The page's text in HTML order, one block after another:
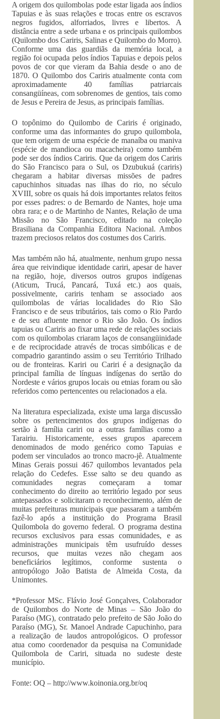
A origem dos quilombolas pode estar ligada aos índios
Tapuias e às suas relações e trocas entre os escravos
negros fugidos, alforriados, livres e libertos. A
distância entre a sede urbana e os principais quilombos
(Quilombo dos Cariris, Salinas e Quilombo do Morro).
Conforme uma das guardiãs da memória local, a
região foi ocupada pelos índios Tapuias e depois pelos
povos de cor que vieram da Bahia desde o ano de
1870. O Quilombo dos Cariris atualmente conta com
aproximadamente 40 famílias patriarcais
consangüíneas, com sobrenomes de gentios, tais como
de Jesus e Pereira de Jesus, as principais famílias.
O topônimo do Quilombo de Cariris é originado,
conforme uma das informantes do grupo quilombola,
que tem origem de uma espécie de manaíba ou maniva
(espécie de mandioca ou macacheira) como também
pode ser dos índios Cariris. Que da origem dos Cariris
do São Francisco para o Sul, os Dzubukuá (cariris)
chegaram a habitar diversas missões de padres
capuchinhos situadas nas ilhas do rio, no século
XVIII, sobre os quais há dois importantes relatos feitos
por esses padres: o de Bernardo de Nantes, hoje uma
obra rara; e o de Martinho de Nantes, Relação de uma
Missão no São Francisco, editado na coleção
Brasiliana da Companhia Editora Nacional. Ambos
trazem preciosos relatos dos costumes dos Cariris.
Mas também não há, atualmente, nenhum grupo nessa
área que reivindique identidade cariri, apesar de haver
na região, hoje, diversos outros grupos indígenas
(Aticum, Trucá, Pancará, Tuxá etc.) aos quais,
possivelmente, cariris tenham se associado aos
quilombolas de várias localidades do Rio São
Francisco e de seus tributários, tais como o Rio Pardo
e de seu afluente menor o Rio são João. Os índios
tapuias ou Cariris ao fixar uma rede de relações sociais
com os quilombolas criaram laços de consangüinidade
e de reciprocidade através de trocas simbólicas e de
compadrio garantindo assim o seu Território Trilhado
ou de fronteiras. Kariri ou Cariri é a designação da
principal família de línguas indígenas do sertão do
Nordeste e vários grupos locais ou etnias foram ou são
referidos como pertencentes ou relacionados a ela.
Na literatura especializada, existe uma larga discussão
sobre os pertencimentos dos grupos indígenas do
sertão à família cariri ou a outras famílias como a
Tarairiu. Historicamente, esses grupos aparecem
denominados de modo genérico como Tapuias e
podem ser vinculados ao tronco macro-jê. Atualmente
Minas Gerais possui 467 quilombos levantados pela
relação do Cedefes. Esse salto se deu quando as
comunidades negras começaram a tomar
conhecimento do direito ao território legado por seus
antepassados e solicitaram o reconhecimento, além de
muitas prefeituras municipais que passaram a também
fazê-lo após a instituição do Programa Brasil
Quilombola do governo federal. O programa destina
recursos exclusivos para essas comunidades, e as
administrações municipais têm usufruído desses
recursos, que muitas vezes não chegam aos
beneficiários legítimos, conforme sustenta o
antropólogo João Batista de Almeida Costa, da
Unimontes.
*Professor MSc. Flávio José Gonçalves, Colaborador
de Quilombos do Norte de Minas – São João do
Paraíso (MG), contratado pelo prefeito de São João do
Paraíso (MG), Sr. Manoel Andrade Capuchinho, para
a realização de laudos antropológicos. O professor
atua como coordenador da pesquisa na Comunidade
Quilombola de Cariri, situada no sudeste deste
município.
Fonte: OQ – http://www.koinonia.org.br/oq